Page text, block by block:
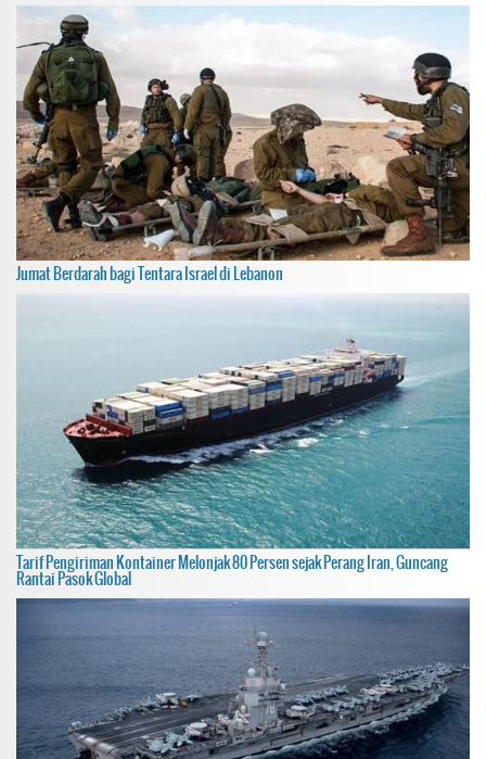
Jumat Berdarah bagi Tentara Israel di Lebanon
Tarif Pengiriman Kontainer Melonjak 80 Persen sejak Perang Iran, Guncang
Rantai Pasok Global